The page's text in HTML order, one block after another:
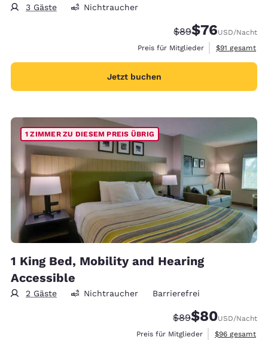
3 Gäste Nichtraucher
Durchgestrichener
$89Vergünstigter
$76USD/Nacht
Preis für Mitglieder
Geschätzte
$91 gesamt
Jetzt buchen
1 ZIMMER ZU DIESEM PREIS ÜBRIG
1 King Bed, Mobility and Hearing
Accessible
2 Gäste Nichtraucher Barrierefrei
Durchgestrichener
$89Vergünstigter
$80USD/Nacht
Preis für Mitglieder
Geschätzte
$96 gesamt